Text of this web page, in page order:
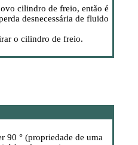
cilindro de freio, então é
desnecessária de fluido
o cilindro de freio.
90 ° (propriedade de uma